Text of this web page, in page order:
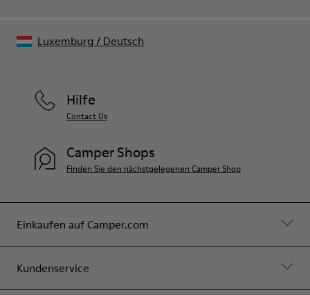
Einkaufen auf Camper.com
Kundenservice
Hilfe
Contact Us
Camper Shops
Finden Sie den nächstgelegenen Camper Shop
Luxemburg / Deutsch